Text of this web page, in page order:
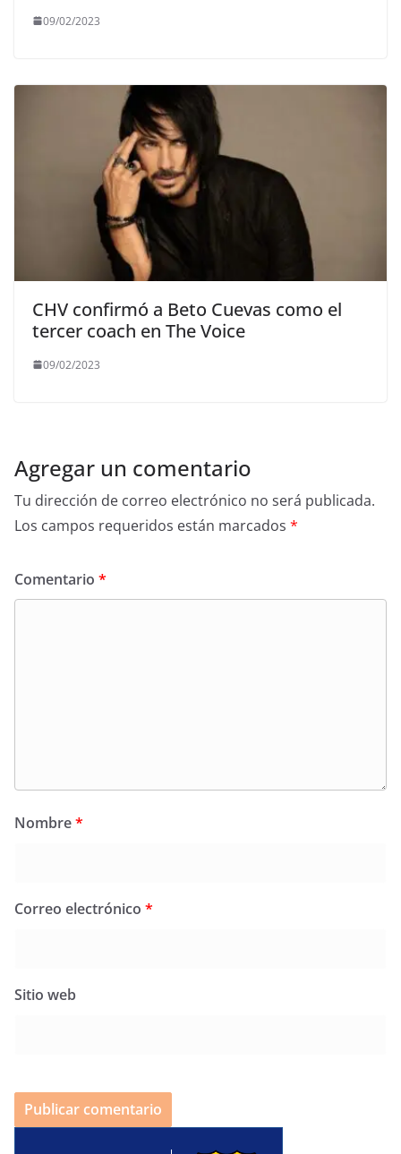
09/02/2023
CHV confirmó a Beto Cuevas como el
tercer coach en The Voice
09/02/2023
Agregar un comentario
Tu dirección de correo electrónico no será publicada.
Los campos requeridos están marcados *
Comentario *
Nombre*
Correo electrónico *
Sitio web